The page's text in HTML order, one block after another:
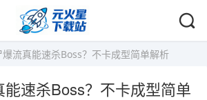
爆流真能速杀Boss？不卡成型简单解析
能速杀Boss？不卡成型简单